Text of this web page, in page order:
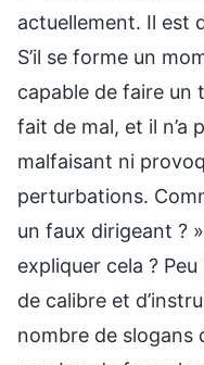
actuellement. Il est
S’il se forme un
capable de faire un
fait de mal, et il n’a
malfaisant ni
perturbations.
un faux dirigeant ?
expliquer cela ?
de calibre et
nombre de slogans